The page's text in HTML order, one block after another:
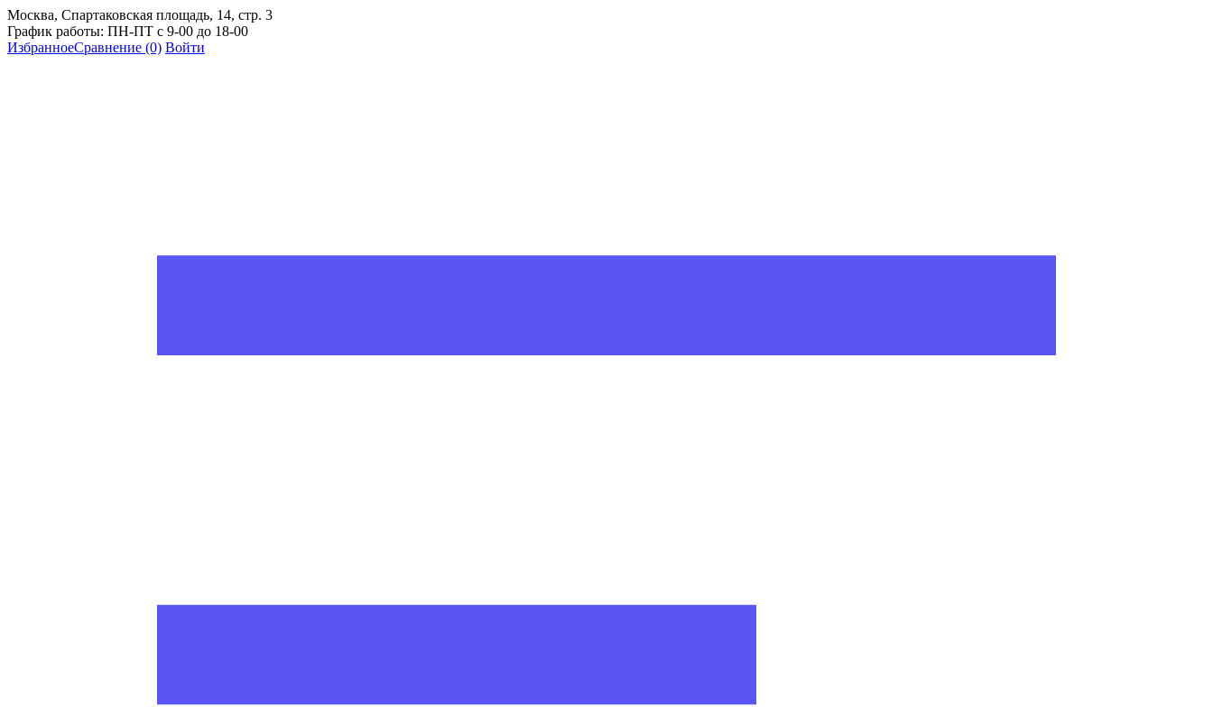
Москва, Спартаковская площадь, 14, стр. 3
График работы: ПН-ПТ с 9-00 до 18-00
ИзбранноеСравнение (0) Войти